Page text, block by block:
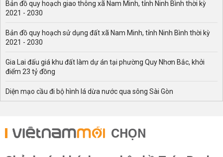
Bản đồ quy hoạch giao thông xã Nam Minh, tỉnh Ninh Bình thời kỳ
2021 - 2030
Bản đồ quy hoạch sử dụng đất xã Nam Minh, tỉnh Ninh Bình thời kỳ
2021 - 2030
Gia Lai đấu giá khu đất làm dự án tại phường Quy Nhơn Bắc, khởi
điểm 23 tỷ đồng
Diện mạo cầu đi bộ hình lá dừa nước qua sông Sài Gòn
CHỌN